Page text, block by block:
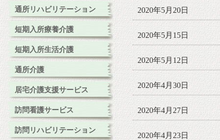
通所リハビリテーション
短期入所療養介護
短期入所生活介護
通所介護
居宅介護支援サービス
訪問看護サービス
訪問リハビリテーション
2020年5月20日
2020年5月15日
2020年5月12日
2020年4月30日
2020年4月27日
2020年4月23日